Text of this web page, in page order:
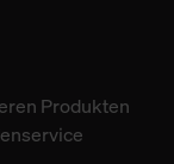
Produkten